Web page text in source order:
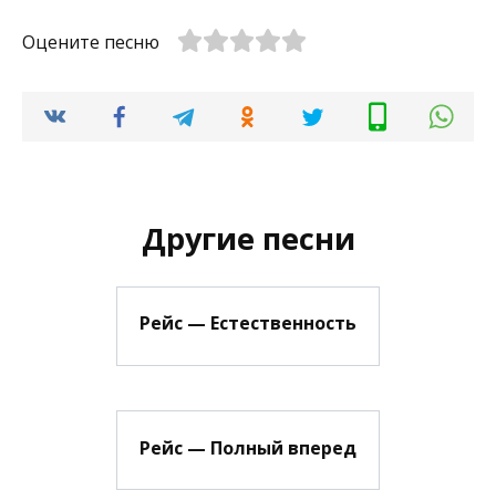
Оцените песню
Другие песни
Рейс — Естественность
Рейс — Полный вперед